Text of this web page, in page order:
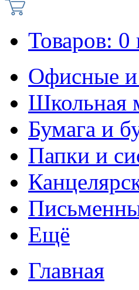
Товаров: 0
Офисные
Школьная
Бумага и
Папки и
Ещё
Главная